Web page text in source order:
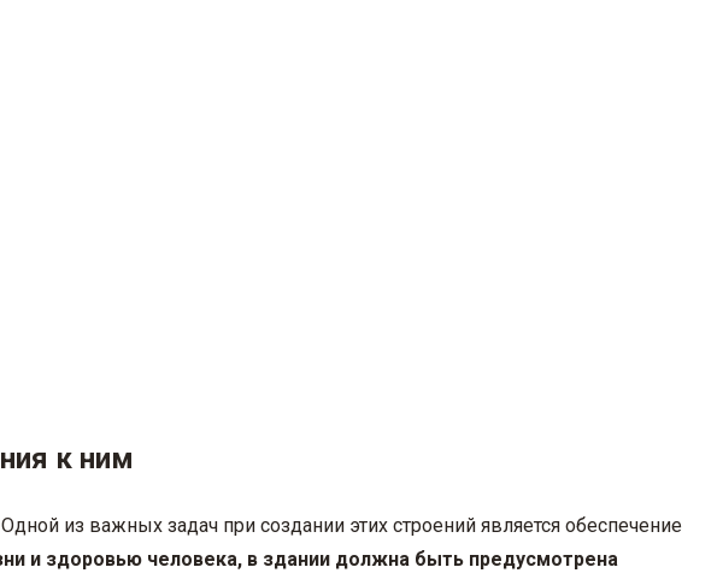
к ним
из важных задач при создании этих строений является обеспечение
и здоровью человека, в здании должна быть предусмотрена